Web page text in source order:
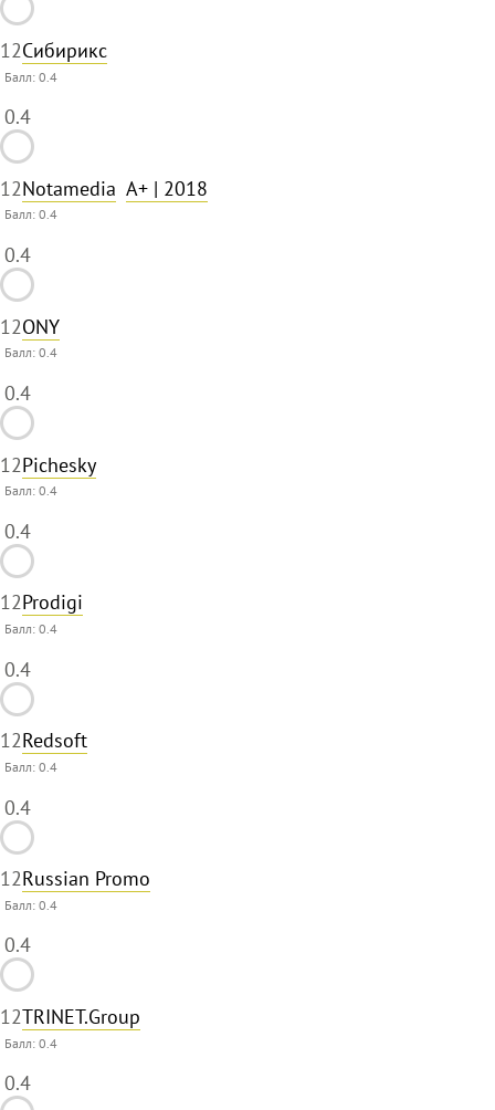
12Сибирикс
Балл:0.4
0.4
12Notamedia A+ | 2018
Балл:0.4
0.4
12ONY
Балл:0.4
0.4
12Pichesky
Балл:0.4
0.4
12Prodigi
Балл:0.4
0.4
12Redsoft
Балл:0.4
0.4
12Russian Promo
Балл:0.4
0.4
12TRINET.Group
Балл:0.4
0.4